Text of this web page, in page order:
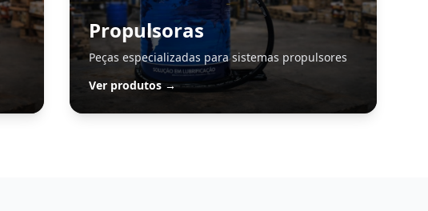
Propulsoras
Peças especializadas para sistemas propulsores
Ver produtos →